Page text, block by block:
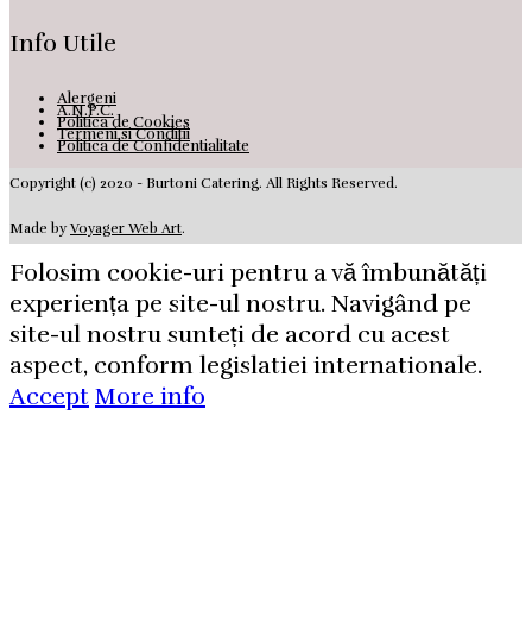
Info Utile
Alergeni
A.N.P.C.
Politica de Cookies
Termeni si Conditii
Politica de Confidentialitate
Copyright (c) 2020 - Burtoni Catering. All Rights Reserved.
Made by Voyager Web Art.
Folosim cookie-uri pentru a vă îmbunătăți
experiența pe site-ul nostru. Navigând pe
site-ul nostru sunteți de acord cu acest
aspect, conform legislatiei internationale.
Accept More info